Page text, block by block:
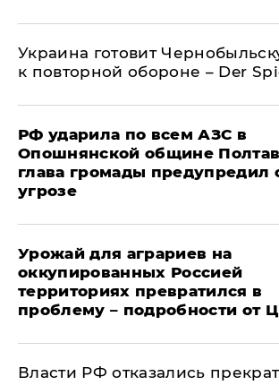
Украина готовит
к повторной обороне – Der
РФ ударила по всем АЗС в
Опошнянской общине
глава громады предупредил
угрозе
Урожай для аграриев на
оккупированных Россией
территориях превратился в
проблему – подробности от
Власти РФ отказались